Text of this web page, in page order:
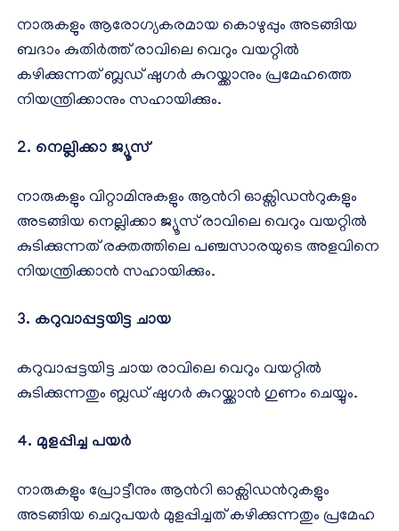
നാരുകളും ആരോഗ്യകരമായ കൊഴുപ്പും അടങ്ങിയ
ബദാം കുതിര്‍ത്ത് രാവിലെ വെറും വയറ്റില്‍
കഴിക്കുന്നത് ബ്ലഡ് ഷുഗര്‍ കുറയ്ക്കാനും പ്രമേഹത്തെ
നിയന്ത്രിക്കാനും സഹായിക്കും.
2. നെല്ലിക്കാ ജ്യൂസ്
നാരുകളും വിറ്റാമിനുകളും ആന്‍റി ഓക്സിഡന്‍റുകളും
അടങ്ങിയ നെല്ലിക്കാ ജ്യൂസ് രാവിലെ വെറും വയറ്റില്‍
കുടിക്കുന്നത് രക്തത്തിലെ പഞ്ചസാരയുടെ അളവിനെ
നിയന്ത്രിക്കാന്‍ സഹായിക്കും.
3. കറുവാപ്പട്ടയിട്ട ചായ
കറുവാപ്പട്ടയിട്ട ചായ രാവിലെ വെറും വയറ്റില്‍
കുടിക്കുന്നതും ബ്ലഡ് ഷുഗര്‍ കുറയ്ക്കാന്‍ ഗുണം ചെയ്യും.
4. മുളപ്പിച്ച പയര്‍
നാരുകളും പ്രോട്ടീനും ആന്‍റി ഓക്സിഡന്‍റുകളും
അടങ്ങിയ ചെറുപയര്‍ മുളപ്പിച്ചത് കഴിക്കുന്നതും പ്രമേഹ